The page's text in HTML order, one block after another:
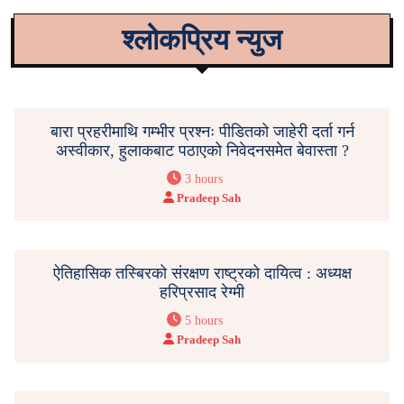
श्लोकप्रिय न्युज
बारा प्रहरीमाथि गम्भीर प्रश्नः पीडितको जाहेरी दर्ता गर्न
अस्वीकार, हुलाकबाट पठाएको निवेदनसमेत बेवास्ता ?
3 hours
Pradeep Sah
ऐतिहासिक तस्बिरको संरक्षण राष्ट्रको दायित्व : अध्यक्ष
हरिप्रसाद रेग्मी
5 hours
Pradeep Sah